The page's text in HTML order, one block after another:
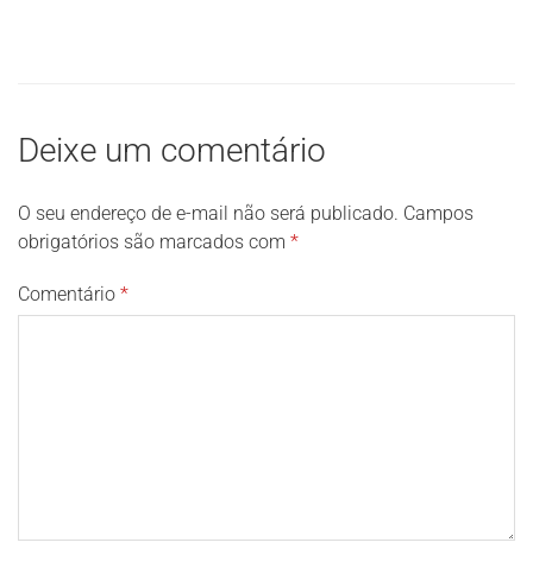
Deixe um comentário
O seu endereço de e-mail não será publicado. Campos
obrigatórios são marcados com *
Comentário *